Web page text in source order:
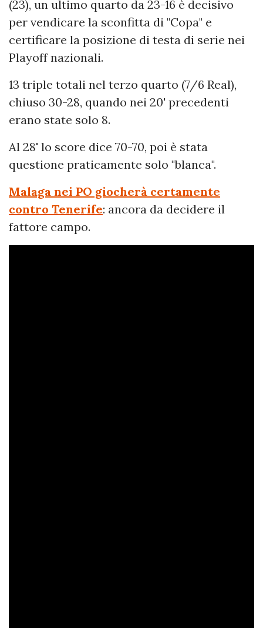
(23), un ultimo quarto da 23-16 è decisivo
per vendicare la sconfitta di "Copa" e
certificare la posizione di testa di serie nei
Playoff nazionali.
13 triple totali nel terzo quarto (7/6 Real),
chiuso 30-28, quando nei 20' precedenti
erano state solo 8.
Al 28' lo score dice 70-70, poi è stata
questione praticamente solo "blanca".
Malaga nei PO giocherà certamente
contro Tenerife: ancora da decidere il
fattore campo.